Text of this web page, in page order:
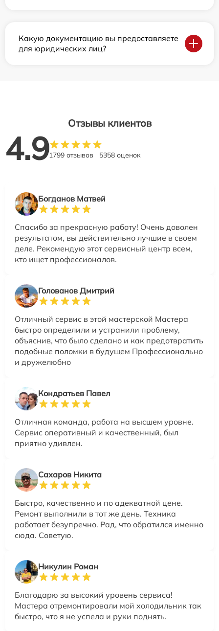
Какую документацию вы предоставляете
для юридических лиц?
Отзывы клиентов
4.91799 отзывов 5358 оценок
Богданов Матвей
Спасибо за прекрасную работу! Очень доволен
результатом, вы действительно лучшие в своем
деле. Рекомендую этот сервисный центр всем,
кто ищет профессионалов.
Голованов Дмитрий
Отличный сервис в этой мастерской Мастера
быстро определили и устранили проблему,
объяснив, что было сделано и как предотвратить
подобные поломки в будущем Профессионально
и дружелюбно
Кондратьев Павел
Отличная команда, работа на высшем уровне.
Сервис оперативный и качественный, был
приятно удивлен.
Сахаров Никита
Быстро, качественно и по адекватной цене.
Ремонт выполнили в тот же день. Техника
работает безупречно. Рад, что обратился именно
сюда. Советую.
Никулин Роман
Благодарю за высокий уровень сервиса!
Мастера отремонтировали мой холодильник так
быстро, что я не успела и руки поднять.